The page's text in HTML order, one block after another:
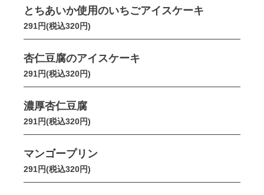
とちあいか使用のいちごアイスケーキ
291円(税込320円)
杏仁豆腐のアイスケーキ
291円(税込320円)
濃厚杏仁豆腐
291円(税込320円)
マンゴープリン
291円(税込320円)